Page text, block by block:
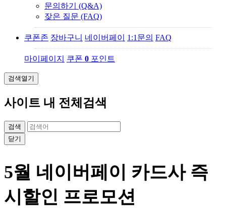
문의하기 (Q&A)
잦은 질문 (FAQ)
쿠폰존 장바구니 네이버페이 1:1문의 FAQ
마이페이지 쿠폰 0 포인트
검색열기
사이트 내 전체검색
검색
닫기
5월 네이버페이 카드사 즉
시할인 프로모션